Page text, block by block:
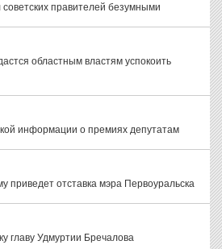
правителей безумными
областным властям успокоить
информации о премиях депутатам
приведет отставка мэра Первоуральска
главу Удмуртии Бречалова